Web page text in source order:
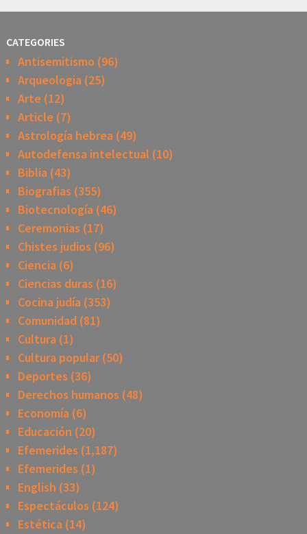
CATEGORIES
Antisemitismo (96)
Arqueologia(25)
Arte (12)
Article (7)
Astrología hebrea(49)
Autodefensa intelectual (10)
Biblia(43)
Biografias (355)
Biotecnología(46)
Ceremonias (17)
Chistes judios (96)
Ciencia(6)
Ciencias duras (16)
Cocina judía(353)
Comunidad(81)
Cultura(1)
Cultura popular(50)
Deportes (36)
Derechos humanos (48)
Economía(6)
Educación (20)
Efemerides (1,187)
Efemerides (1)
English (33)
Espectáculos (124)
Estética(14)